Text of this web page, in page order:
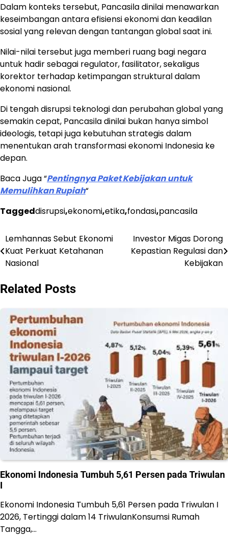
Dalam konteks tersebut, Pancasila dinilai menawarkan
keseimbangan antara efisiensi ekonomi dan keadilan
sosial yang relevan dengan tantangan global saat ini.
Nilai-nilai tersebut juga memberi ruang bagi negara
untuk hadir sebagai regulator, fasilitator, sekaligus
korektor terhadap ketimpangan struktural dalam
ekonomi nasional.
Di tengah disrupsi teknologi dan perubahan global yang
semakin cepat, Pancasila dinilai bukan hanya simbol
ideologis, tetapi juga kebutuhan strategis dalam
menentukan arah transformasi ekonomi Indonesia ke
depan.
Baca Juga “Pentingnya Paket Kebijakan untuk
Memulihkan Rupiah“
Taggeddisrupsi,ekonomi,etika,fondasi,pancasila
Post
navigation
Lemhannas Sebut Ekonomi
Kuat Perkuat Ketahanan
Nasional
Investor Migas Dorong
Kepastian Regulasi dan
Kebijakan
Related Posts
Ekonomi Indonesia Tumbuh 5,61 Persen pada Triwulan
I
Ekonomi Indonesia Tumbuh 5,61 Persen pada Triwulan I
2026, Tertinggi dalam 14 TriwulanKonsumsi Rumah
Tangga,…